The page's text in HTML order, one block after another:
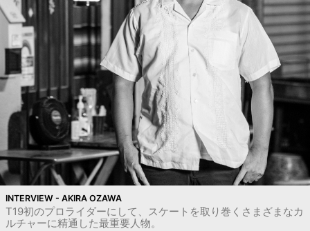
INTERVIEW - AKIRA OZAWA
T19初のプロライダーにして、スケートを取り巻くさまざまなカ
ルチャーに精通した最重要人物。